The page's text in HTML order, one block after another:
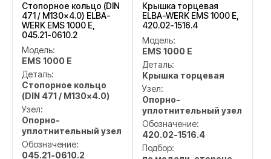
Стопорное кольцо (DIN
471 / M130x4.0) ELBA-
WERK EMS 1000 E,
045.21-0610.2
Модель:
EMS 1000 E
Деталь:
Стопорное кольцо
(DIN 471 / M130x4.0)
Узел:
Опорно-
уплотнительный узел
Обозначение:
045.21-0610.2
Крышка торцевая
ELBA-WERK EMS 1000 E,
420.02-1516.4
Модель:
EMS 1000 E
Деталь:
Крышка торцевая
Узел:
Опорно-
уплотнительный узел
Обозначение:
420.02-1516.4
Подбор: